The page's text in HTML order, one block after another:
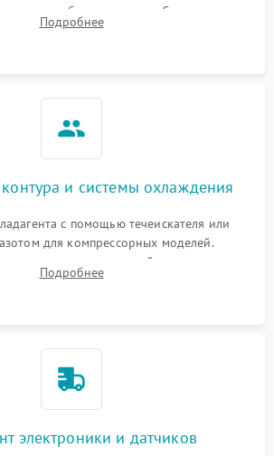
уровня вибрации и шума. Считывание
с модуля управления.
Подробнее
и системы охлаждения
с помощью течеискателя или
для компрессорных моделей.
модулей, радиаторов и
перегрева или выхода из строя.
Подробнее
электроники и датчиков